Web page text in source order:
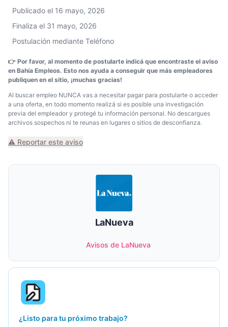
Publicado el 16 mayo, 2026
Finaliza el 31 mayo, 2026
Postulación mediante Teléfono
👉 Por favor, al momento de postularte indicá que encontraste el aviso
en Bahía Empleos. Esto nos ayuda a conseguir que más empleadores
publiquen en el sitio, ¡muchas gracias!
Al buscar empleo NUNCA vas a necesitar pagar para postularte o acceder
a una oferta, en todo momento realizá si es posible una investigación
previa del empleador y protegé tu información personal. No descargues
archivos sospechos ni te reunas en lugares o sitios de desconfianza.
⚠️ Reportar este aviso
LaNueva
Avisos de LaNueva
¿Listo para tu próximo trabajo?